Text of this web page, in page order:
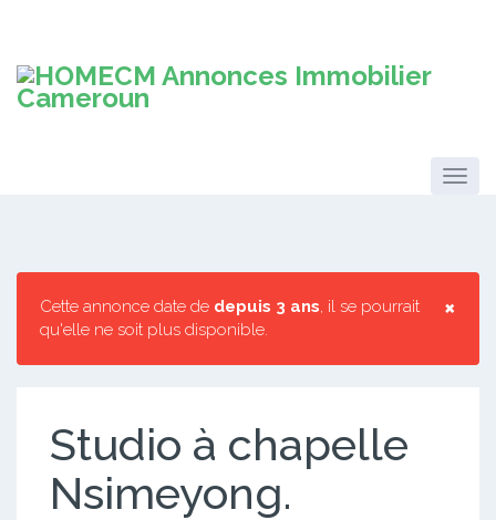
×
Cette annonce date de depuis 3 ans, il se pourrait
qu'elle ne soit plus disponible.
Studio à chapelle
Nsimeyong.